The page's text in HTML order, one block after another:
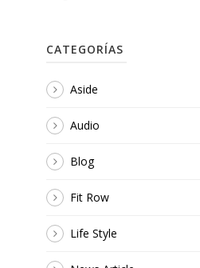
CATEGORÍAS
Aside
Audio
Blog
Fit Row
Life Style